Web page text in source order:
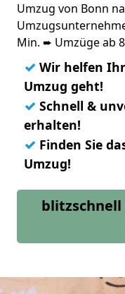
Umzug von Bonn
Min. ➨ Umzüge ab
✓ Wir helfen
Umzug geht!
✓ Schnell &
erhalten!
✓ Finden Sie
Umzug!
blitzschnell